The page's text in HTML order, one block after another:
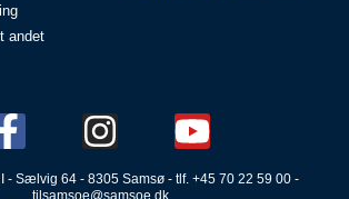
andet
- Sælvig 64 - 8305 Samsø - tlf. +45 70 22 59 00 -
tilsamsoe@samsoe.dk